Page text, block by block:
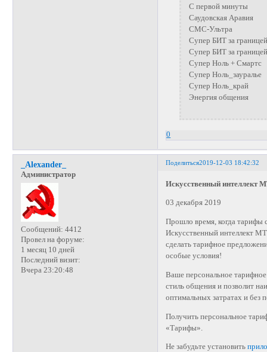
С первой минуты
Саудовская Аравия
СМС-Ультра
Супер БИТ за
Супер БИТ за
Супер Ноль + Смартс
Супер Ноль_зауралье
Супер Ноль_край
Энергия общения
0
Поделиться2019-12-03 18:42:32
_Alexander_
Администратор
Сообщений: 4412
Провел на форуме:
1 месяц 10 дней
Последний визит:
Вчера 23:20:48
Искусственный интеллект
03 декабря 2019
Прошло время, когда тарифы
Искусственный интеллект
сделать тарифное
особые условия!
Ваше персональное
стиль общения и позволит
оптимальных затратах и без
Получить персональное
«Тарифы».
Не забудьте установить